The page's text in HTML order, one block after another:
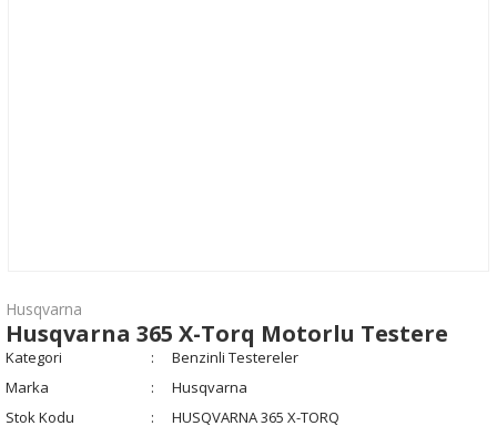
Husqvarna
Husqvarna 365 X-Torq Motorlu Testere
Kategori
Benzinli Testereler
Marka
Husqvarna
Stok Kodu
HUSQVARNA 365 X-TORQ